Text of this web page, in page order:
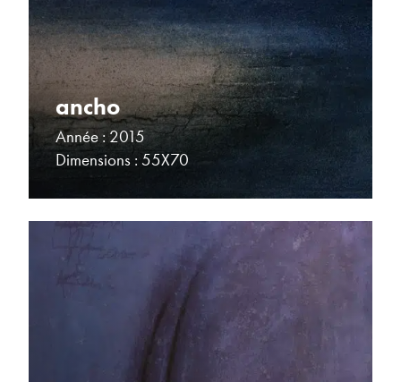
ancho
Année : 2015
Dimensions : 55X70